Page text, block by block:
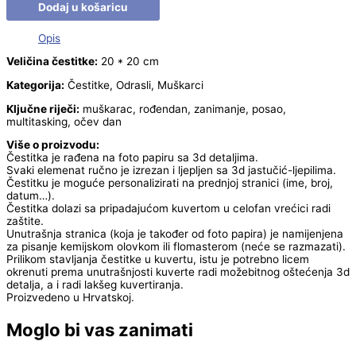
Dodaj u košaricu
Opis
Veličina čestitke: 20 * 20 cm
Kategorija: Čestitke, Odrasli, Muškarci
Ključne riječi: muškarac, rođendan, zanimanje, posao,
multitasking, očev dan
Više o proizvodu:
Čestitka je rađena na foto papiru sa 3d detaljima.
Svaki elemenat ručno je izrezan i ljepljen sa 3d jastučić-ljepilima.
Čestitku je moguće personalizirati na prednjoj stranici (ime, broj,
datum…).
Čestitka dolazi sa pripadajućom kuvertom u celofan vrećici radi
zaštite.
Unutrašnja stranica (koja je također od foto papira) je namijenjena
za pisanje kemijskom olovkom ili flomasterom (neće se razmazati).
Prilikom stavljanja čestitke u kuvertu, istu je potrebno licem
okrenuti prema unutrašnjosti kuverte radi možebitnog oštećenja 3d
detalja, a i radi lakšeg kuvertiranja.
Proizvedeno u Hrvatskoj.
Moglo bi vas zanimati